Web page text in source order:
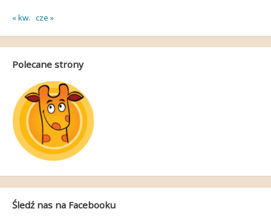
« kw. cze »
Polecane strony
Śledź nas na Facebooku